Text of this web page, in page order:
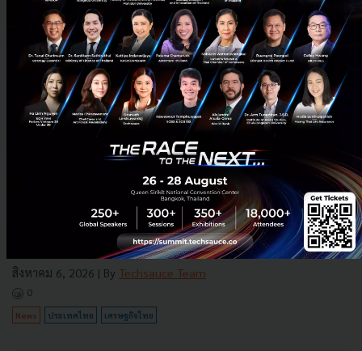
3 เรื่องที่ประเทศไทยต้อง Focus สร้างคน–นวัตกรรม–ปฏิรูป
ระบบราชการ เพื่อยกระดับขีดความสามารถประเทศ
นายอนุทิน ชาญวีรกูล นายกรัฐมนตรีและรัฐมนตรีว่าการกระทรวง
มหาดไทย กล่าวปาฐกถาพิเศษในหัวข้อ “ฝ่าวิกฤติ รับมือระเบียบโลก
ใหม่” ในงาน The INTANIA Forum...
สิงหาคม 6, 2026 | By Techsauce Team
0
News ประเทศไทย เศรษฐกิจไทย